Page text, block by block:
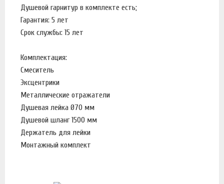
Душевой гарнитур в комплекте есть;
Гарантия: 5 лет
Срок службы: 15 лет
Комплектация:
Смеситель
Эксцентрики
Металлические отражатели
Душевая лейка Ø70 мм
Душевой шланг 1500 мм
Держатель для лейки
Монтажный комплект